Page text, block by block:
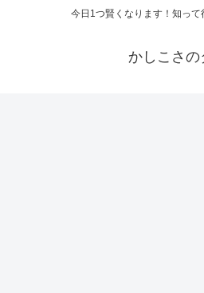
今日1つ賢くなります！知って
かしこさの